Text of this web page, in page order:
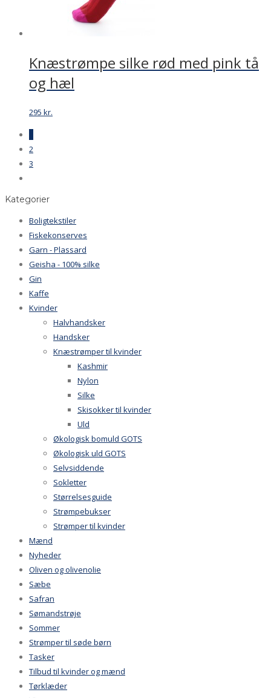
Knæstrømpe silke rød med pink tå
og hæl
295 kr.
2
3
Kategorier
Boligtekstiler
Fiskekonserves
Garn - Plassard
Geisha - 100% silke
Gin
Kaffe
Kvinder
Halvhandsker
Handsker
Knæstrømper til kvinder
Kashmir
Nylon
Silke
Skisokker til kvinder
Uld
Økologisk bomuld GOTS
Økologisk uld GOTS
Selvsiddende
Sokletter
Størrelsesguide
Strømpebukser
Strømper til kvinder
Mænd
Nyheder
Oliven og olivenolie
Sæbe
Safran
Sømandstrøje
Sommer
Strømper til søde børn
Tasker
Tilbud til kvinder og mænd
Tørklæder